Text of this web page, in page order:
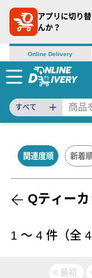
アプリに切り
んか？
Online Delivery
すべて
関連度順 新着
Qティー
1 〜 4 件（全 4
最初